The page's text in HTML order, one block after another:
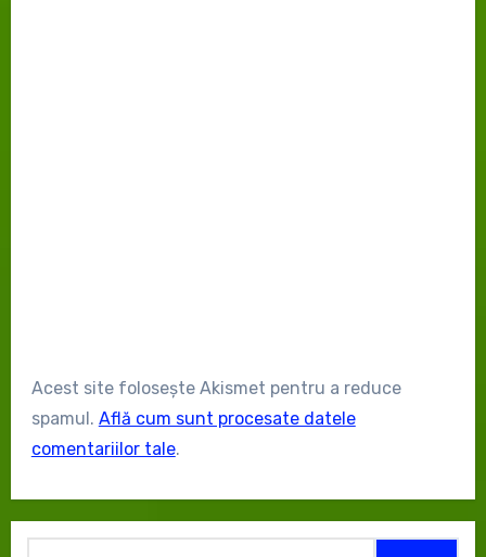
Acest site folosește Akismet pentru a reduce
spamul. Află cum sunt procesate datele
comentariilor tale.